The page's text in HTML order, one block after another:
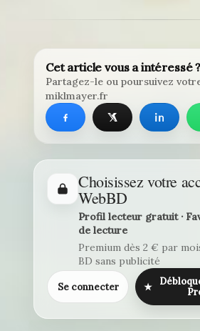
Cet article vous a intéressé ?
Partagez-le ou poursuivez
miklmayer.fr
Choisissez votre
WebBD
Profil lecteur gratuit ·
de lecture
Premium dès 2 € par
BD sans publicité
Se connecter ★